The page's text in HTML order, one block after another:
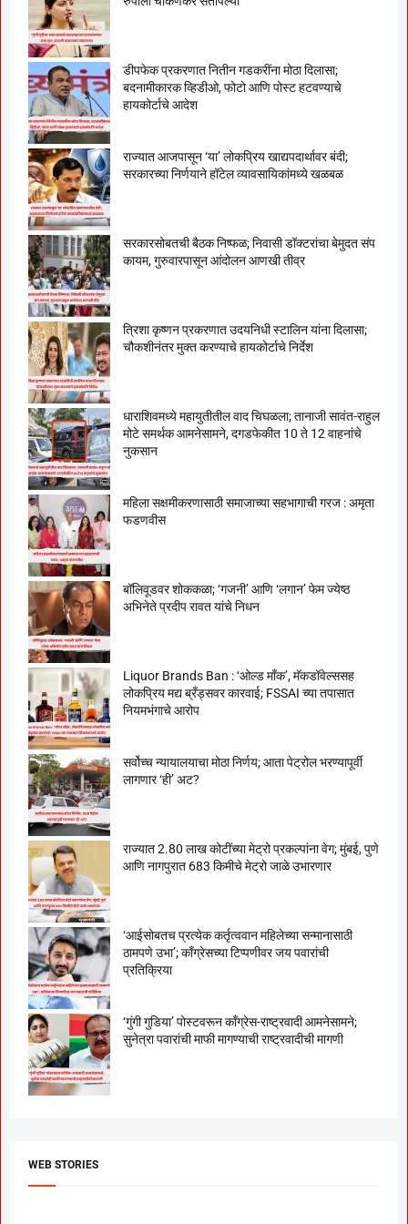
डीपफेक प्रकरणात नितीन गडकरींना मोठा दिलासा;
बदनामीकारक व्हिडीओ, फोटो आणि पोस्ट हटवण्याचे
हायकोर्टाचे आदेश
राज्यात आजपासून ‘या’ लोकप्रिय खाद्यपदार्थावर बंदी;
सरकारच्या निर्णयाने हॉटेल व्यावसायिकांमध्ये खळबळ
सरकारसोबतची बैठक निष्फळ; निवासी डॉक्टरांचा बेमुदत संप
कायम, गुरुवारपासून आंदोलन आणखी तीव्र
त्रिशा कृष्णन प्रकरणात उदयनिधी स्टालिन यांना दिलासा;
चौकशीनंतर मुक्त करण्याचे हायकोर्टाचे निर्देश
धाराशिवमध्ये महायुतीतील वाद चिघळला; तानाजी सावंत-राहुल
मोटे समर्थक आमनेसामने, दगडफेकीत 10 ते 12 वाहनांचे
नुकसान
महिला सक्षमीकरणासाठी समाजाच्या सहभागाची गरज : अमृता
फडणवीस
बॉलिवूडवर शोककळा; ‘गजनी’ आणि ‘लगान’ फेम ज्येष्ठ
अभिनेते प्रदीप रावत यांचे निधन
Liquor Brands Ban : ‘ओल्ड मॉंक’, मॅकडॉवेल्ससह
लोकप्रिय मद्य ब्रँड्सवर कारवाई; FSSAI च्या तपासात
नियमभंगाचे आरोप
सर्वोच्च न्यायालयाचा मोठा निर्णय; आता पेट्रोल भरण्यापूर्वी
लागणार ‘ही’ अट?
राज्यात 2.80 लाख कोटींच्या मेट्रो प्रकल्पांना वेग; मुंबई, पुणे
आणि नागपुरात 683 किमीचे मेट्रो जाळे उभारणार
‘आईसोबतच प्रत्येक कर्तृत्ववान महिलेच्या सन्मानासाठी
ठामपणे उभा’; काँग्रेसच्या टिप्पणीवर जय पवारांची
प्रतिक्रिया
‘गुंगी गुडिया’ पोस्टवरून काँग्रेस-राष्ट्रवादी आमनेसामने;
सुनेत्रा पवारांची माफी मागण्याची राष्ट्रवादीची मागणी
WEB STORIES